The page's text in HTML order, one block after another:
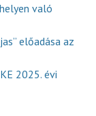
való
előadása az
2025. évi